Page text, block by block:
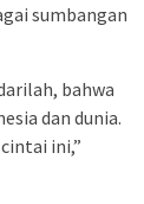
sumbangan
bahwa
dan dunia.
ini,”